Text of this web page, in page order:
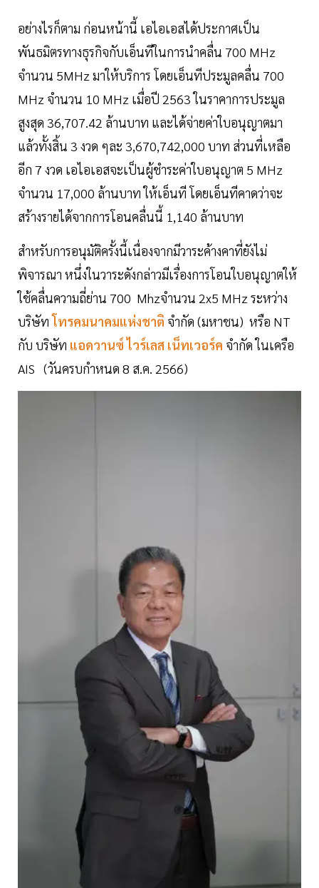
อย่างไรก็ตาม ก่อนหน้านี้ เอไอเอสได้ประกาศเป็น
พันธมิตรทางธุรกิจกับเอ็นทีในการนำคลื่น 700 MHz
จำนวน 5MHz มาให้บริการ โดยเอ็นทีประมูลคลื่น 700
MHz จำนวน 10 MHz เมื่อปี 2563 ในราคาการประมูล
สูงสุด 36,707.42 ล้านบาท และได้จ่ายค่าใบอนุญาตมา
แล้วทั้งสิ้น 3 งวด ๆละ 3,670,742,000 บาท ส่วนที่เหลือ
อีก 7 งวด เอไอเอสจะเป็นผู้ชำระค่าใบอนุญาต 5 MHz
จำนวน 17,000 ล้านบาท ให้เอ็นที โดยเอ็นทีคาดว่าจะ
สร้างรายได้จากการโอนคลื่นนี้ 1,140 ล้านบาท
สำหรับการอนุมัติครั้งนี้เนื่องจากมีวาระค้างคาที่ยังไม่
พิจารณา หนึ่งในวาระดังกล่าวมีเรื่องการโอนใบอนุญาตให้
ใช้คลื่นความถี่ย่าน 700 Mhzจำนวน 2x5 MHz ระหว่าง
บริษัทโทรคมนาคมแห่งชาติ จำกัด (มหาชน) หรือ NT
กับ บริษัท แอดวานซ์ ไวร์เลส เน็ทเวอร์ค จำกัด ในเครือ
AIS (วันครบกำหนด 8 ส.ค. 2566)